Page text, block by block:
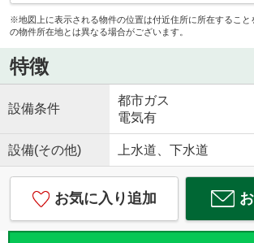
※地図上に表示される物件の位置は付近住所に所在すること
の物件所在地とは異なる場合がございます。
特徴
設備条件
都市ガス
電気有
設備(その他) 上水道、下水道
お気に入り追加